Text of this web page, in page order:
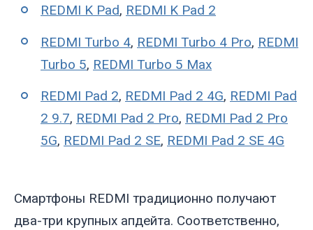
REDMI K Pad, REDMI K Pad 2
REDMI Turbo 4, REDMI Turbo 4 Pro, REDMI
Turbo 5, REDMI Turbo 5 Max
REDMI Pad 2, REDMI Pad 2 4G, REDMI Pad
2 9.7, REDMI Pad 2 Pro, REDMI Pad 2 Pro
5G, REDMI Pad 2 SE, REDMI Pad 2 SE 4G
Смартфоны REDMI традиционно получают
два-три крупных апдейта. Соответственно,